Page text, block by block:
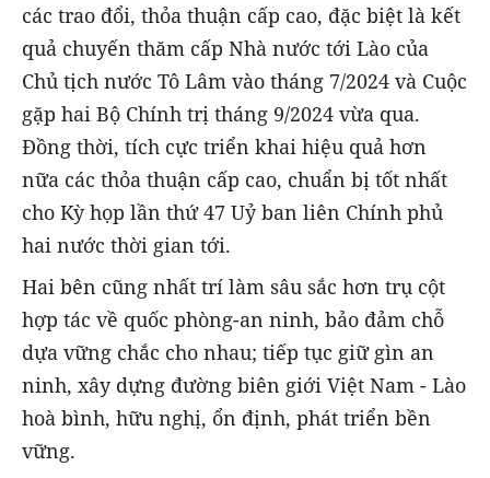
các trao đổi, thỏa thuận cấp cao, đặc biệt là kết
quả chuyến thăm cấp Nhà nước tới Lào của
Chủ tịch nước Tô Lâm vào tháng 7/2024 và Cuộc
gặp hai Bộ Chính trị tháng 9/2024 vừa qua.
Đồng thời, tích cực triển khai hiệu quả hơn
nữa các thỏa thuận cấp cao, chuẩn bị tốt nhất
cho Kỳ họp lần thứ 47 Uỷ ban liên Chính phủ
hai nước thời gian tới.
Hai bên cũng nhất trí làm sâu sắc hơn trụ cột
hợp tác về quốc phòng-an ninh, bảo đảm chỗ
dựa vững chắc cho nhau; tiếp tục giữ gìn an
ninh, xây dựng đường biên giới Việt Nam - Lào
hoà bình, hữu nghị, ổn định, phát triển bền
vững.